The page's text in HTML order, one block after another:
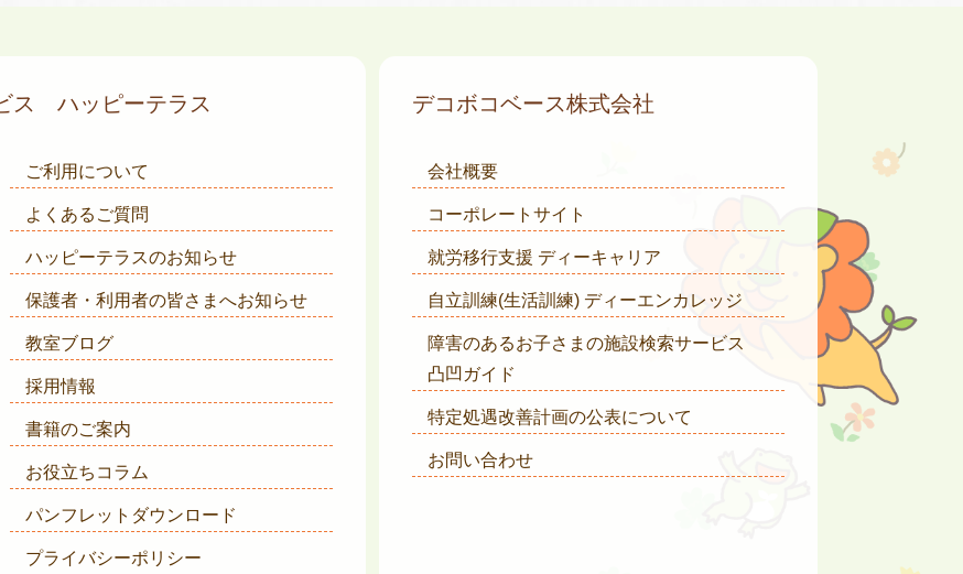
ス ハッピーテラス
ご利用について
よくあるご質問
ハッピーテラスのお知らせ
保護者・利用者の皆さまへお知らせ
教室ブログ
採用情報
書籍のご案内
お役立ちコラム
パンフレットダウンロード
プライバシーポリシー
デコボコベース株式会社
会社概要
コーポレートサイト
就労移行支援 ディーキャリア
自立訓練(生活訓練) ディーエンカレッジ
障害のあるお子さまの施設検索サービス
凸凹ガイド
特定処遇改善計画の公表について
お問い合わせ